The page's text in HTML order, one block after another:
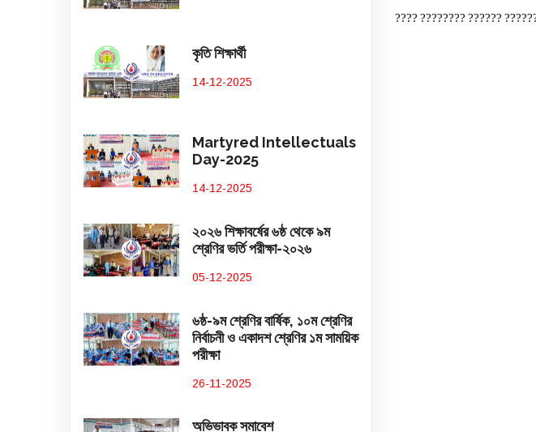
???? ???????? ??????
কৃতি শিক্ষার্থী
14-12-2025
Martyred Intellectuals
Day-2025
14-12-2025
২০২৬ শিক্ষাবর্ষের ৬ষ্ঠ থেকে ৯ম
শ্রেণির ভর্তি পরীক্ষা-২০২৬
05-12-2025
৬ষ্ঠ-৯ম শ্রেণির বার্ষিক, ১০ম শ্রেণির
নির্বাচনী ও একাদশ শ্রেণির ১ম সাময়িক
পরীক্ষা
26-11-2025
অভিভাবক সমাবেশ